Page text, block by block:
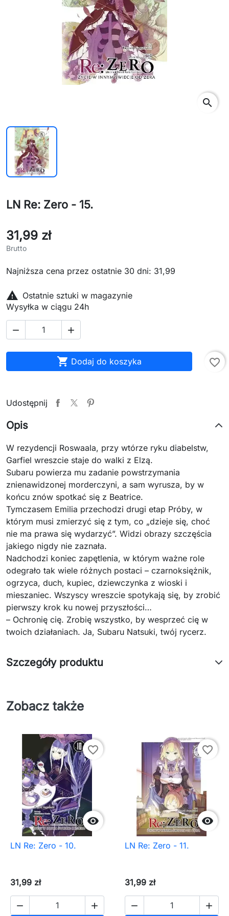
search
LN Re: Zero - 15.
31,99 zł
Brutto
Najniższa cena przez ostatnie 30 dni: 31,99
 Ostatnie sztuki w magazynie
Wysyłka w ciągu 24h
 
 Dodaj do koszyka favorite_border
Udostępnij
Opis
W rezydencji Roswaala, przy wtórze ryku diabelstw,
Garfiel wreszcie staje do walki z Elzą.
Subaru powierza mu zadanie powstrzymania
znienawidzonej morderczyni, a sam wyrusza, by w
końcu znów spotkać się z Beatrice.
Tymczasem Emilia przechodzi drugi etap Próby, w
którym musi zmierzyć się z tym, co „dzieje się, choć
nie ma prawa się wydarzyć”. Widzi obrazy szczęścia
jakiego nigdy nie zaznała.
Nadchodzi koniec zapętlenia, w którym ważne role
odegrało tak wiele różnych postaci – czarnoksiężnik,
ogrzyca, duch, kupiec, dziewczynka z wioski i
mieszaniec. Wszyscy wreszcie spotykają się, by zrobić
pierwszy krok ku nowej przyszłości…
– Ochronię cię. Zrobię wszystko, by wesprzeć cię w
twoich działaniach. Ja, Subaru Natsuki, twój rycerz.
Szczegóły produktu
Zobacz także

favorite_border
LN Re: Zero - 10.
31,99 zł
 

favorite_border
LN Re: Zero - 11.
31,99 zł
 